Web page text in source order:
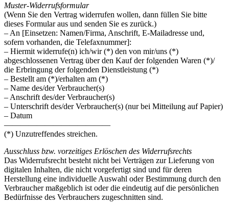
Muster-Widerrufsformular
(Wenn Sie den Vertrag widerrufen wollen, dann füllen Sie bitte
dieses Formular aus und senden Sie es zurück.)
– An [Einsetzen: Namen/Firma, Anschrift, E-Mailadresse und,
sofern vorhanden, die Telefaxnummer]:
– Hiermit widerrufe(n) ich/wir (*) den von mir/uns (*)
abgeschlossenen Vertrag über den Kauf der folgenden Waren (*)/
die Erbringung der folgenden Dienstleistung (*)
– Bestellt am (*)/erhalten am (*)
– Name des/der Verbraucher(s)
– Anschrift des/der Verbraucher(s)
– Unterschrift des/der Verbraucher(s) (nur bei Mitteilung auf Papier)
– Datum
—————————————
(*) Unzutreffendes streichen.
Ausschluss bzw. vorzeitiges Erlöschen des Widerrufsrechts
Das Widerrufsrecht besteht nicht bei Verträgen zur Lieferung von
digitalen Inhalten, die nicht vorgefertigt sind und für deren
Herstellung eine individuelle Auswahl oder Bestimmung durch den
Verbraucher maßgeblich ist oder die eindeutig auf die persönlichen
Bedürfnisse des Verbrauchers zugeschnitten sind.